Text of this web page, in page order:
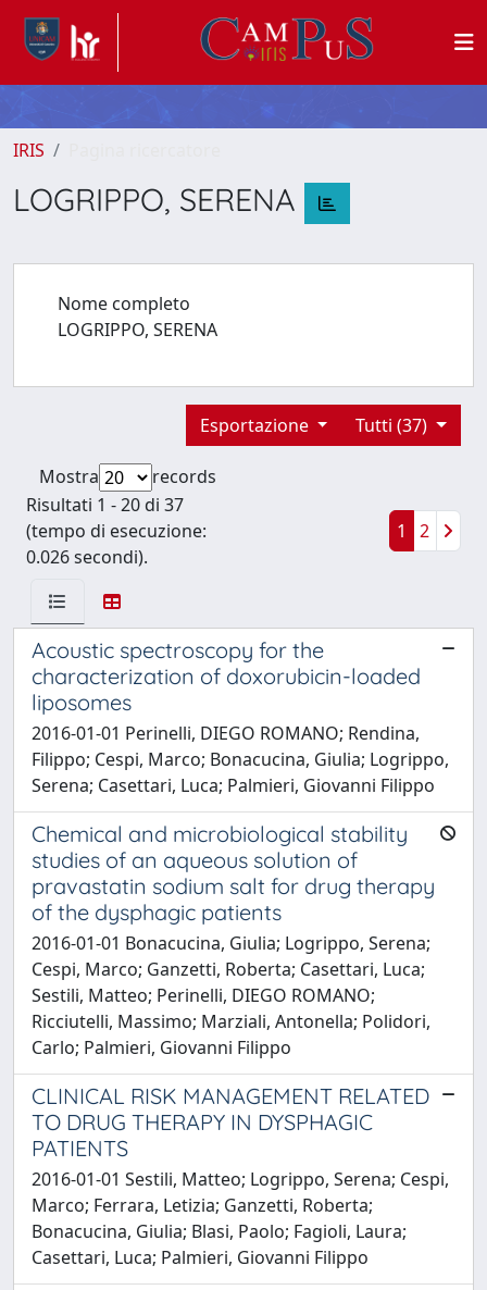
IRIS
LOGRIPPO, SERENA
Nome completo
LOGRIPPO, SERENA
Tutti (37)
Esportazione
Mostra
records
Risultati 1 - 20 di 37
(tempo di esecuzione:
0.026 secondi).
1 2
Acoustic spectroscopy for the
characterization of doxorubicin-loaded
liposomes
2016-01-01 Perinelli, DIEGO ROMANO; Rendina,
Filippo; Cespi, Marco; Bonacucina, Giulia; Logrippo,
Serena; Casettari, Luca; Palmieri, Giovanni Filippo
Chemical and microbiological stability
studies of an aqueous solution of
pravastatin sodium salt for drug therapy
of the dysphagic patients
2016-01-01 Bonacucina, Giulia; Logrippo, Serena;
Cespi, Marco; Ganzetti, Roberta; Casettari, Luca;
Sestili, Matteo; Perinelli, DIEGO ROMANO;
Ricciutelli, Massimo; Marziali, Antonella; Polidori,
Carlo; Palmieri, Giovanni Filippo
CLINICAL RISK MANAGEMENT RELATED
TO DRUG THERAPY IN DYSPHAGIC
PATIENTS
2016-01-01 Sestili, Matteo; Logrippo, Serena; Cespi,
Marco; Ferrara, Letizia; Ganzetti, Roberta;
Bonacucina, Giulia; Blasi, Paolo; Fagioli, Laura;
Casettari, Luca; Palmieri, Giovanni Filippo